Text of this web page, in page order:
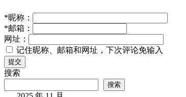
*昵称：
*邮箱：
网址：
记住昵称、邮箱和网址，下次评论免输入
提交
搜索
搜索